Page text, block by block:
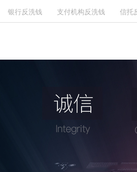
银行反洗钱 支付机构反洗钱 信托